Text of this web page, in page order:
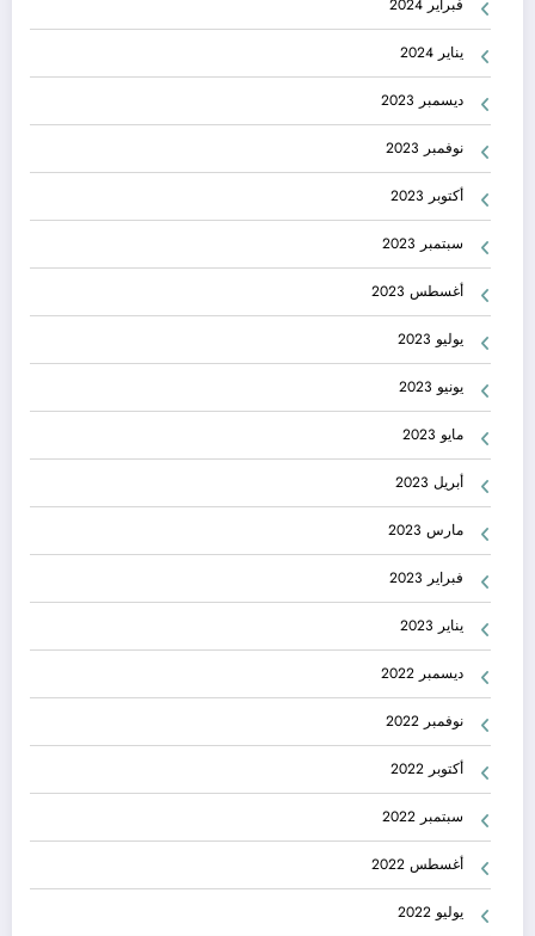
فبراير 2024
يناير 2024
ديسمبر 2023
نوفمبر 2023
أكتوبر 2023
سبتمبر 2023
أغسطس 2023
يوليو 2023
يونيو 2023
مايو 2023
أبريل 2023
مارس 2023
فبراير 2023
يناير 2023
ديسمبر 2022
نوفمبر 2022
أكتوبر 2022
سبتمبر 2022
أغسطس 2022
يوليو 2022